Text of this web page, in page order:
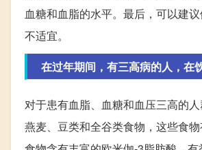
血糖和血脂的水平。最后，可以建
不适宜。
在过年期间，有三高病的人，在
对于患有血脂、血糖和血压三高的
燕麦、豆类和全谷类食物，这些食